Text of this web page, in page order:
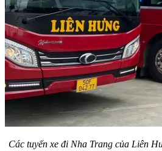
Các tuyến xe đi Nha Trang của Liên